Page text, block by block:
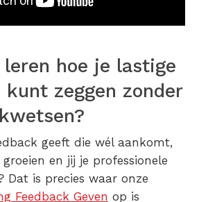
hoe je lastige
kunt zeggen zonder
geeft die wél aankomt,
groeien en jij je professionele
Dat is precies waar onze
Feedback Geven op is